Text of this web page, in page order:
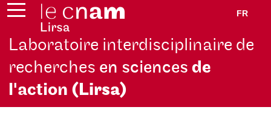
FR
Laboratoire interdisciplinaire de
recherches en sciencesde
l'action (Lirsa)